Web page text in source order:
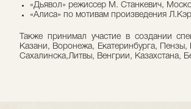
«Дьявол» режиссер М. Станкевич,
«Алиса» по мотивам произведения
Также принимал участие в создании
Казани, Воронежа, Екатеринбурга,
Сахалинска,Литвы, Венгрии, Казахстана,